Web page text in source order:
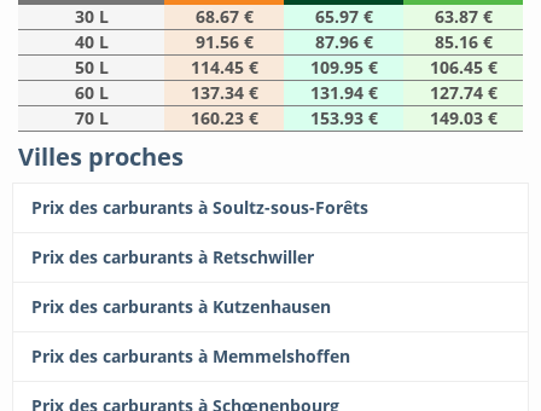
30 L
68.67 € 65.97 €
63.87 €
40 L
91.56 € 87.96 €
85.16 €
50 L
114.45 € 109.95 €
106.45 €
60 L
137.34 € 131.94 €
127.74 €
70 L
160.23 € 153.93 € 149.03 €
Villes proches
Prix des carburants à Soultz-sous-Forêts
Prix des carburants à Retschwiller
Prix des carburants à Kutzenhausen
Prix des carburants à Memmelshoffen
Prix des carburants à Schœnenbourg